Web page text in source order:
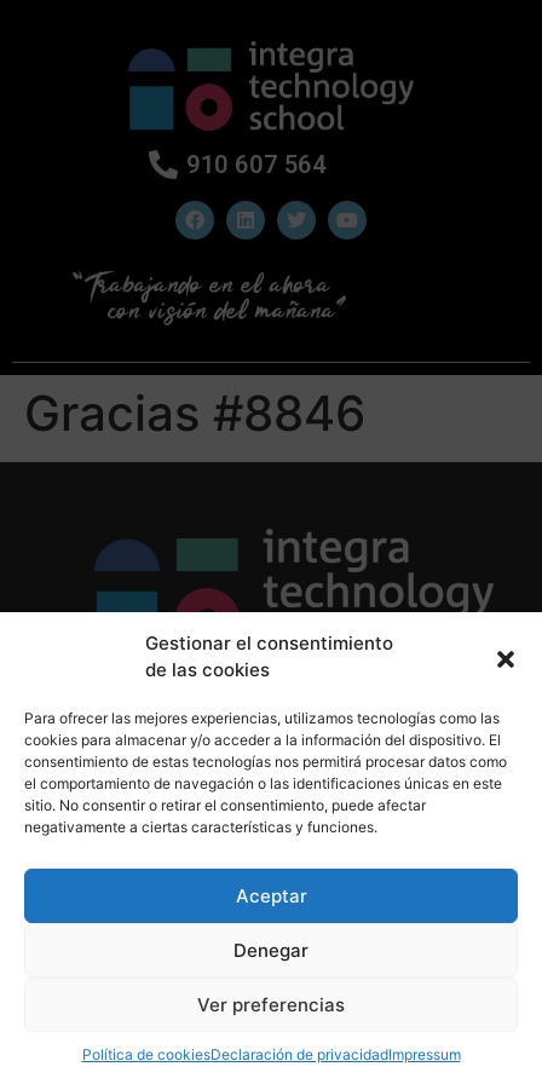
Gestionar el consentimiento
de las cookies
Para ofrecer las mejores experiencias, utilizamos tecnologías como las
cookies para almacenar y/o acceder a la información del dispositivo. El
consentimiento de estas tecnologías nos permitirá procesar datos como
el comportamiento de navegación o las identificaciones únicas en este
sitio. No consentir o retirar el consentimiento, puede afectar
negativamente a ciertas características y funciones.
Aceptar
Denegar
Ver preferencias
Política de cookiesDeclaración de privacidadImpressum
910 607 564
Gracias #8846
Política de Cookies
Aviso Legal
910 607 564
derechos reservados